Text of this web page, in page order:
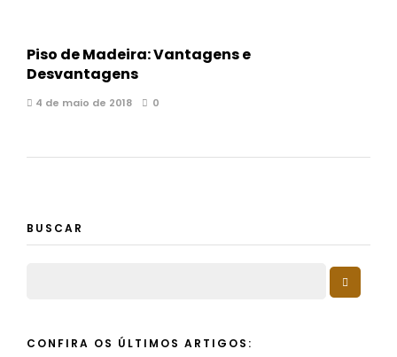
Piso de Madeira: Vantagens e
Desvantagens
4 de maio de 2018 0
BUSCAR
CONFIRA OS ÚLTIMOS ARTIGOS: